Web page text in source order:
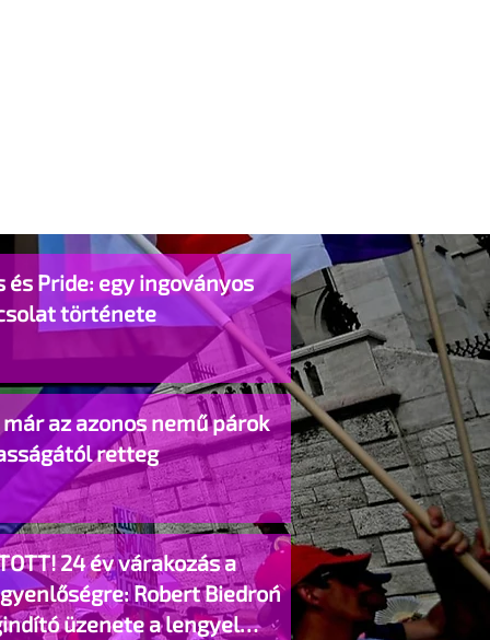
és Pride: egy ingoványos
története
már az azonos nemű párok
retteg
24 év várakozás a
Robert Biedroń
üzenete a lengyel